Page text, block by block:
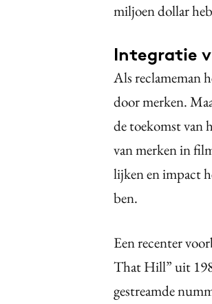
miljoen dollar
Integratie
Als reclameman
door merken.
de toekomst van
van merken in
lijken en impact
ben.
Een recenter
That Hill” uit
gestreamde